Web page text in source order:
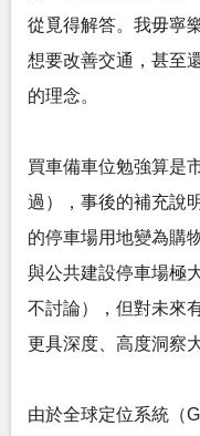
從覓得解答。我毋寧
想要改善交通，甚至
的理念。
買車備車位勉強算是
過），事後的補充說
的停車場用地變為購
與公共建設停車場極
不討論），但對未來
更具深度、高度洞察
由於全球定位系統（